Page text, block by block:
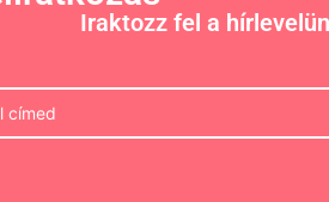
Iraktozz fel a